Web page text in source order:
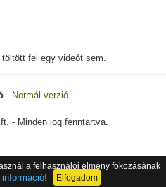
fel egy videót sem.
- Normál verzió
- Minden jog fenntartva.
a felhasználói élmény fokozásának
információ! Elfogadom